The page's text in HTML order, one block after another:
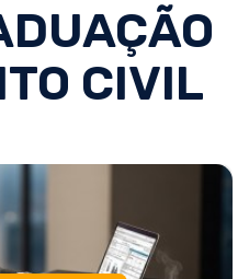
CIVIL